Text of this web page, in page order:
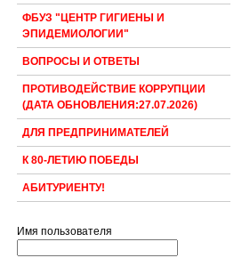
ФБУЗ "ЦЕНТР ГИГИЕНЫ И
ЭПИДЕМИОЛОГИИ"
ВОПРОСЫ И ОТВЕТЫ
ПРОТИВОДЕЙСТВИЕ КОРРУПЦИИ
(ДАТА ОБНОВЛЕНИЯ:27.07.2026)
ДЛЯ ПРЕДПРИНИМАТЕЛЕЙ
К 80-ЛЕТИЮ ПОБЕДЫ
АБИТУРИЕНТУ!
Имя пользователя